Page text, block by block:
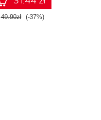
49.90zł (-37%)